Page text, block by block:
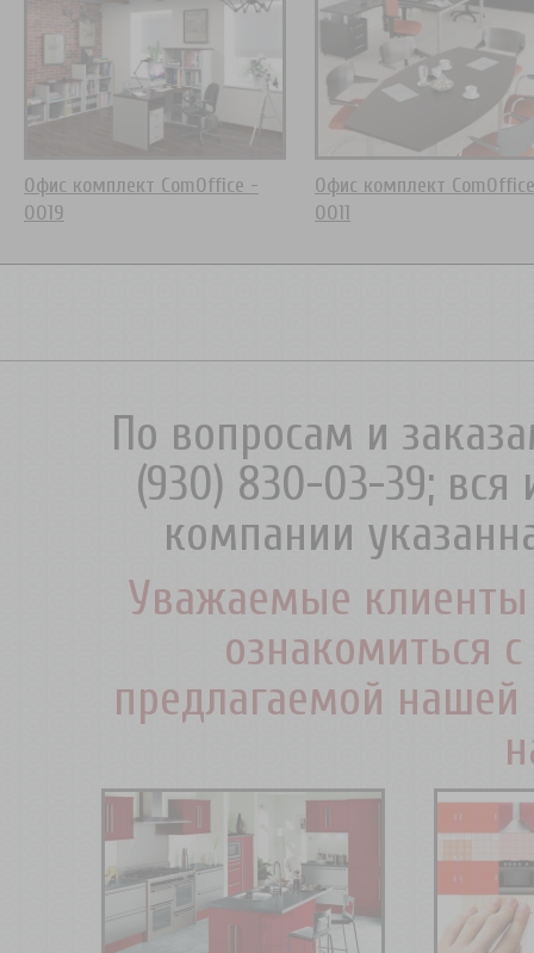
Офис комплект ComOffice -
0019
Офис комплект
0011
По вопросам и
(930) 830-03-39;
компании
Уважаемые
ознакомиться
предлагаемой